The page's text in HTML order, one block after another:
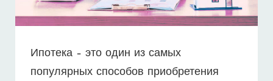
Ипотека – это один из самых
популярных способов приобретения